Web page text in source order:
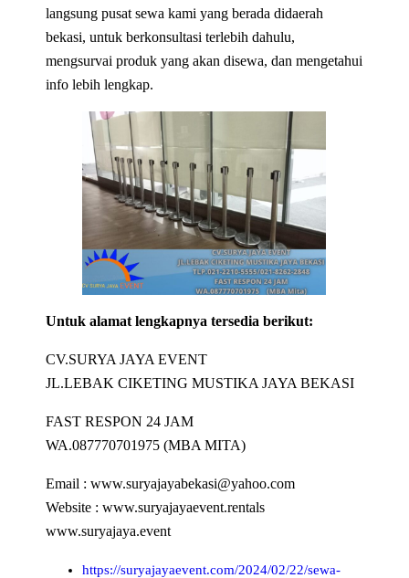
langsung pusat sewa kami yang berada didaerah
bekasi, untuk berkonsultasi terlebih dahulu,
mengsurvai produk yang akan disewa, dan mengetahui
info lebih lengkap.
Untuk alamat lengkapnya tersedia berikut:
CV.SURYA JAYA EVENT
JL.LEBAK CIKETING MUSTIKA JAYA BEKASI
FAST RESPON 24 JAM
WA.087770701975 (MBA MITA)
Email : www.suryajayabekasi@yahoo.com
Website : www.suryajayaevent.rentals
www.suryajaya.event
https://suryajayaevent.com/2024/02/22/sewa-